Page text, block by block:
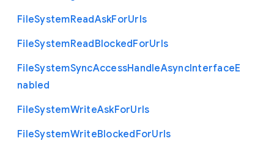
FileSystemReadAskForUrls
FileSystemReadBlockedForUrls
FileSystemSyncAccessHandleAsyncInterfaceE
nabled
FileSystemWriteAskForUrls
FileSystemWriteBlockedForUrls